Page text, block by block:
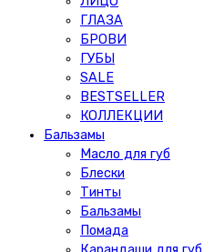
ГЛАЗА
БРОВИ
ГУБЫ
SALE
BESTSELLER
КОЛЛЕКЦИИ
Бальзамы
Масло для губ
Блески
Тинты
Бальзамы
Помада